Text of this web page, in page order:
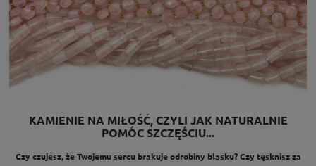
KAMIENIE NA MIŁOŚĆ, CZYLI JAK NATURALNIE
POMÓC SZCZĘŚCIU...
Czy czujesz, że Twojemu sercu brakuje odrobiny blasku? Czy tęsknisz za